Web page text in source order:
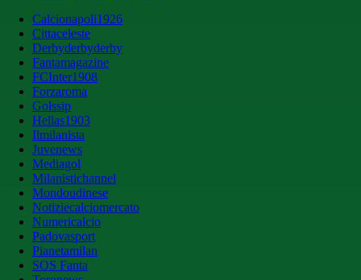
Calcionapoli1926
Cittaceleste
Derbyderbyderby
Fantamagazine
FCInter1908
Forzaroma
Golssip
Hellas1903
Ilmilanista
Juvenews
Mediagol
Milanistichannel
Mondoudinese
Notiziecalciomercato
Numericalcio
Padovasport
Pianetamilan
SOS Fanta